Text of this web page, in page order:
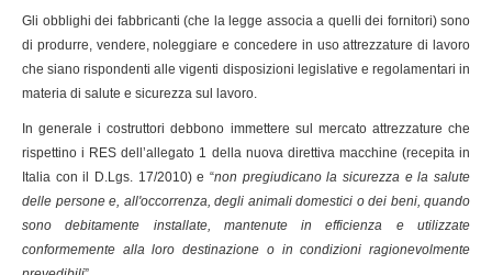
Gli obblighi dei fabbricanti (che la legge associa a quelli dei fornitori) sono
di produrre, vendere, noleggiare e concedere in uso attrezzature di lavoro
che siano rispondenti alle vigenti disposizioni legislative e regolamentari in
materia di salute e sicurezza sul lavoro.
In generale i costruttori debbono immettere sul mercato attrezzature che
rispettino i RES dell’allegato 1 della nuova direttiva macchine (recepita in
Italia con il D.Lgs. 17/2010) e “non pregiudicano la sicurezza e la salute
delle persone e, all'occorrenza, degli animali domestici o dei beni, quando
sono debitamente installate, mantenute in efficienza e utilizzate
conformemente alla loro destinazione o in condizioni ragionevolmente